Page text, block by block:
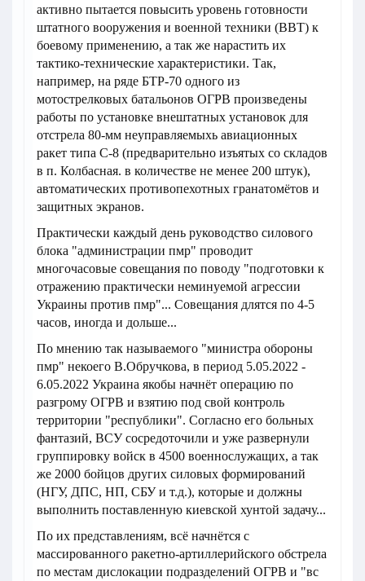
активно пытается повысить уровень готовности
штатного вооружения и военной техники (ВВТ) к
боевому применению, а так же нарастить их
тактико-технические характеристики. Так,
например, на ряде БТР-70 одного из
мотострелковых батальонов ОГРВ произведены
работы по установке внештатных установок для
отстрела 80-мм неуправляемыхь авиационных
ракет типа С-8 (предварительно изъятых со складов
в п. Колбасная. в количестве не менее 200 штук),
автоматических противопехотных гранатомётов и
защитных экранов.
Практически каждый день руководство силового
блока "администрации пмр" проводит
многочасовые совещания по поводу "подготовки к
отражению практически неминуемой агрессии
Украины против пмр"... Совещания длятся по 4-5
часов, иногда и дольше...
По мнению так называемого "министра обороны
пмр" некоего В.Обручкова, в период 5.05.2022 -
6.05.2022 Украина якобы начнёт операцию по
разгрому ОГРВ и взятию под свой контроль
территории "республики". Согласно его больных
фантазий, ВСУ сосредоточили и уже развернули
группировку войск в 4500 военнослужащих, а так
же 2000 бойцов других силовых формирований
(НГУ, ДПС, НП, СБУ и т.д.), которые и должны
выполнить поставленную киевской хунтой задачу...
По их представлениям, всё начнётся с
массированного ракетно-артиллерийского обстрела
по местам дислокации подразделений ОГРВ и "вс